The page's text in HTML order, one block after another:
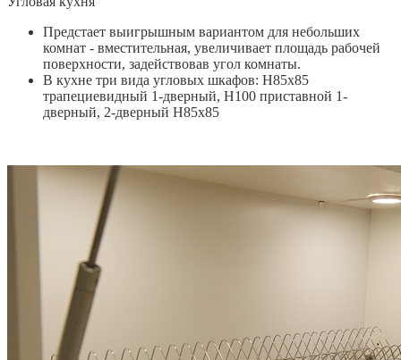
Предстает выигрышным вариантом для небольших
комнат - вместительная, увеличивает площадь рабочей
поверхности, задействовав угол комнаты.
В кухне три вида угловых шкафов: Н85х85
трапециевидный 1-дверный, Н100 приставной 1-
дверный, 2-дверный Н85х85